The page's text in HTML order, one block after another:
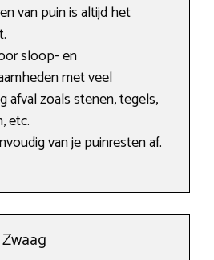
van puin is altijd het
sloop- en
met veel
afval zoals stenen, tegels,
etc.
van je puinresten af.